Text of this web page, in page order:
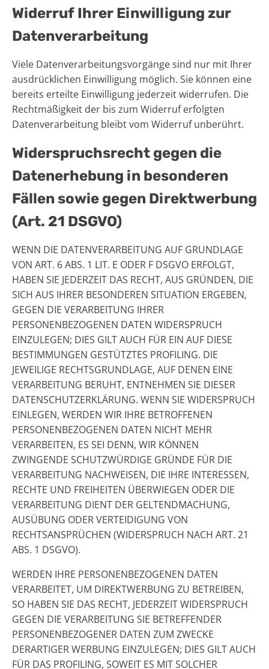
Widerruf Ihrer Einwilligung zur
Datenverarbeitung
Viele Datenverarbeitungsvorgänge sind nur mit Ihrer
ausdrücklichen Einwilligung möglich. Sie können eine
bereits erteilte Einwilligung jederzeit widerrufen. Die
Rechtmäßigkeit der bis zum Widerruf erfolgten
Datenverarbeitung bleibt vom Widerruf unberührt.
Widerspruchsrecht gegen die
Datenerhebung in besonderen
Fällen sowie gegen Direktwerbung
(Art. 21 DSGVO)
WENN DIE DATENVERARBEITUNG AUF GRUNDLAGE
VON ART. 6 ABS. 1 LIT. E ODER F DSGVO ERFOLGT,
HABEN SIE JEDERZEIT DAS RECHT, AUS GRÜNDEN, DIE
SICH AUS IHRER BESONDEREN SITUATION ERGEBEN,
GEGEN DIE VERARBEITUNG IHRER
PERSONENBEZOGENEN DATEN WIDERSPRUCH
EINZULEGEN; DIES GILT AUCH FÜR EIN AUF DIESE
BESTIMMUNGEN GESTÜTZTES PROFILING. DIE
JEWEILIGE RECHTSGRUNDLAGE, AUF DENEN EINE
VERARBEITUNG BERUHT, ENTNEHMEN SIE DIESER
DATENSCHUTZERKLÄRUNG. WENN SIE WIDERSPRUCH
EINLEGEN, WERDEN WIR IHRE BETROFFENEN
PERSONENBEZOGENEN DATEN NICHT MEHR
VERARBEITEN, ES SEI DENN, WIR KÖNNEN
ZWINGENDE SCHUTZWÜRDIGE GRÜNDE FÜR DIE
VERARBEITUNG NACHWEISEN, DIE IHRE INTERESSEN,
RECHTE UND FREIHEITEN ÜBERWIEGEN ODER DIE
VERARBEITUNG DIENT DER GELTENDMACHUNG,
AUSÜBUNG ODER VERTEIDIGUNG VON
RECHTSANSPRÜCHEN (WIDERSPRUCH NACH ART. 21
ABS. 1 DSGVO).
WERDEN IHRE PERSONENBEZOGENEN DATEN
VERARBEITET, UM DIREKTWERBUNG ZU BETREIBEN,
SO HABEN SIE DAS RECHT, JEDERZEIT WIDERSPRUCH
GEGEN DIE VERARBEITUNG SIE BETREFFENDER
PERSONENBEZOGENER DATEN ZUM ZWECKE
DERARTIGER WERBUNG EINZULEGEN; DIES GILT AUCH
FÜR DAS PROFILING, SOWEIT ES MIT SOLCHER